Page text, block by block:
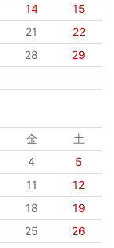
14
15
21
22
28
29
金
土
4
5
11
12
18
19
25
26